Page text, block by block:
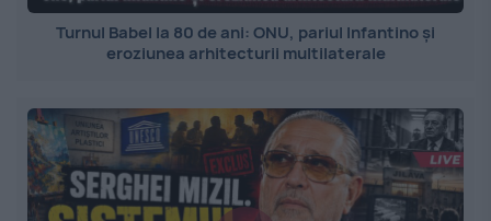
Turnul Babel la 80 de ani: ONU, pariul Infantino și
eroziunea arhitecturii multilaterale